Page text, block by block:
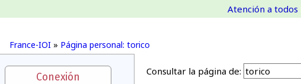
France-IOI » Página personal: torico
Atención a todos
Conexión Consultar la página de: